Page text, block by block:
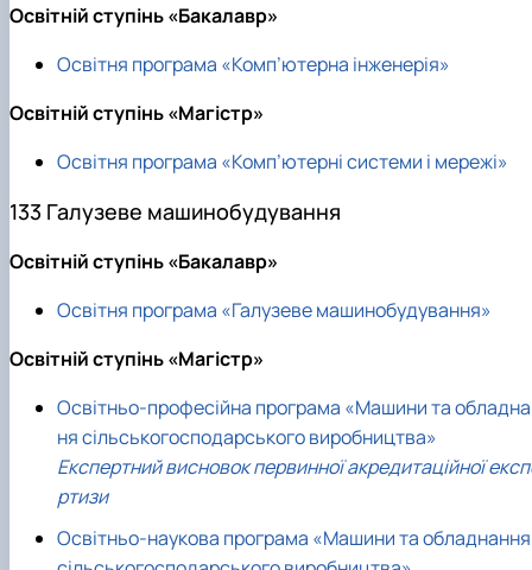
Освітній ступінь «Бакалавр»
Освітня програма «Комп’ютерна інженерія»
Освітній ступінь «Магістр»
Освітня програма «Комп’ютерні системи і мережі»
133 Галузеве машинобудування
Освітній ступінь «Бакалавр»
Освітня програма «Галузеве машинобудування»
Освітній ступінь «Магістр»
Освітньо-професійна програма «Машини та
ня сільськогосподарського виробництва»
Експертний висновок первинної акредитаційної
ртизи
Освітньо-наукова програма «Машини та обладнання